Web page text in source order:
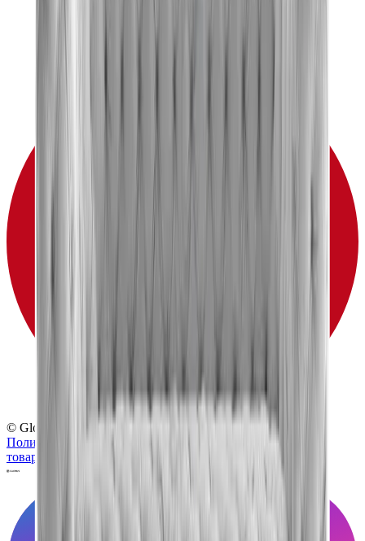
© Globus, 2008–2026
Политика конфиденциальности
Политика использования
товарных знаков